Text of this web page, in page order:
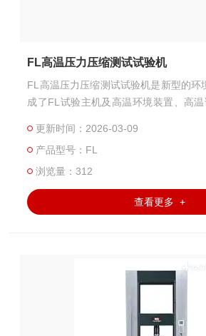
FL高温压力压缩测试试验机
FL高温压力压缩测试试验机是新型的环
成了FL试验主机及高温环境装置、高温
更新时间：2026-03-09
产品型号：FL
浏览量：312
查看更多 +